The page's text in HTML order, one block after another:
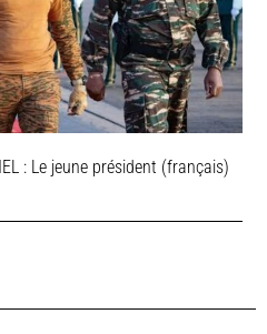
: Le jeune président (français)